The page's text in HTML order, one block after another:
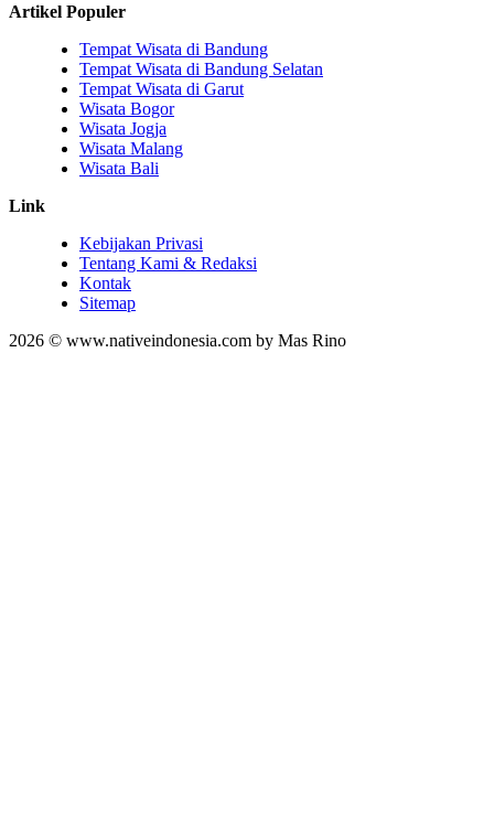
Artikel Populer
Tempat Wisata di Bandung
Tempat Wisata di Bandung Selatan
Tempat Wisata di Garut
Wisata Bogor
Wisata Jogja
Wisata Malang
Wisata Bali
Link
Kebijakan Privasi
Tentang Kami & Redaksi
Kontak
Sitemap
2026 © www.nativeindonesia.com by Mas Rino